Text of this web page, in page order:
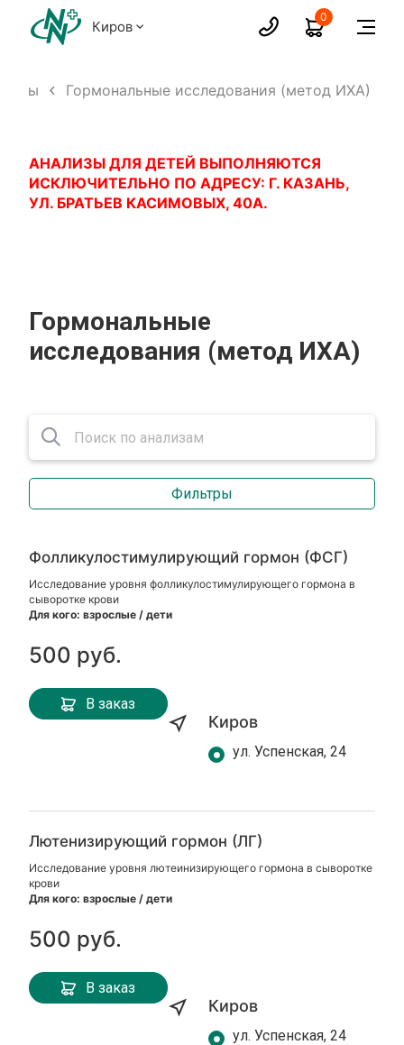
Киров
0
Гормональные исследования (метод ИХА)
АНАЛИЗЫ ДЛЯ ДЕТЕЙ ВЫПОЛНЯЮТСЯ
ИСКЛЮЧИТЕЛЬНО ПО АДРЕСУ: Г. КАЗАНЬ,
УЛ. БРАТЬЕВ КАСИМОВЫХ, 40А.
Гормональные
исследования (метод ИХА)
Фильтры
Фолликулостимулирующий гормон (ФСГ)
Исследование уровня фолликулостимулирующего гормона в
сыворотке крови
Для кого: взрослые / дети
500 руб.
В заказ
Киров
ул. Успенская, 24
Лютенизирующий гормон (ЛГ)
Исследование уровня лютеинизирующего гормона в сыворотке
крови
Для кого: взрослые / дети
500 руб.
В заказ
Киров
ул. Успенская, 24